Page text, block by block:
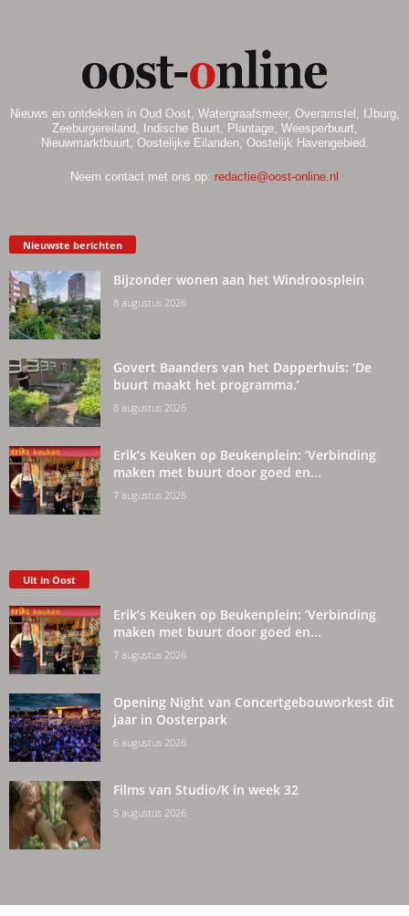
Nieuws en ontdekken in Oud Oost, Watergraafsmeer, Overamstel, IJburg,
Zeeburgereiland, Indische Buurt, Plantage, Weesperbuurt,
Nieuwmarktbuurt, Oostelijke Eilanden, Oostelijk Havengebied.
Neem contact met ons op: redactie@oost-online.nl
Nieuwste berichten
Bijzonder wonen aan het Windroosplein
8 augustus 2026
Govert Baanders van het Dapperhuis: ‘De
buurt maakt het programma.’
8 augustus 2026
Erik’s Keuken op Beukenplein: ‘Verbinding
maken met buurt door goed en...
7 augustus 2026
Uit in Oost
Erik’s Keuken op Beukenplein: ‘Verbinding
maken met buurt door goed en...
7 augustus 2026
Opening Night van Concertgebouworkest dit
jaar in Oosterpark
6 augustus 2026
Films van Studio/K in week 32
5 augustus 2026